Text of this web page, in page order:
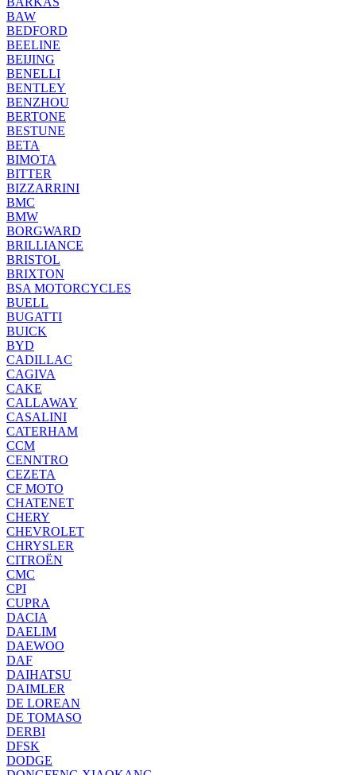
BAW
BEDFORD
BEELINE
BEIJING
BENELLI
BENTLEY
BENZHOU
BERTONE
BESTUNE
BETA
BIMOTA
BITTER
BIZZARRINI
BMC
BMW
BORGWARD
BRILLIANCE
BRISTOL
BRIXTON
BSA MOTORCYCLES
BUELL
BUGATTI
BUICK
BYD
CADILLAC
CAGIVA
CAKE
CALLAWAY
CASALINI
CATERHAM
CCM
CENNTRO
CEZETA
CF MOTO
CHATENET
CHERY
CHEVROLET
CHRYSLER
CITROËN
CMC
CPI
CUPRA
DACIA
DAELIM
DAEWOO
DAF
DAIHATSU
DAIMLER
DE LOREAN
DE TOMASO
DERBI
DFSK
DODGE